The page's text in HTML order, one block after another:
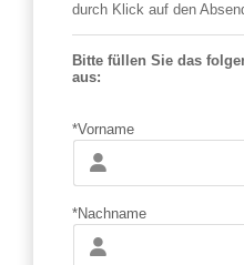
durch Klick auf den
Bitte füllen Sie das
aus:
*Vorname
*Nachname